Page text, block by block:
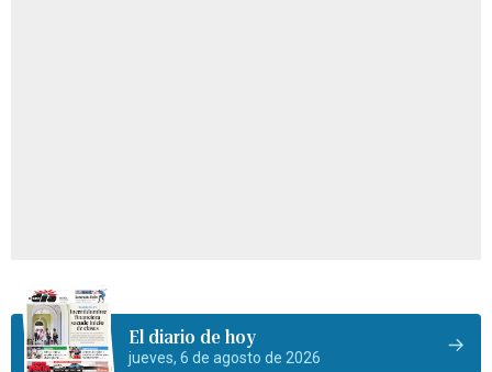
El diario de hoy
jueves, 6 de agosto de 2026